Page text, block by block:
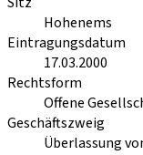
Hohenems
Eintragungsdatum
17.03.2000
Rechtsform
Offene
Geschäftszweig
Überlassung